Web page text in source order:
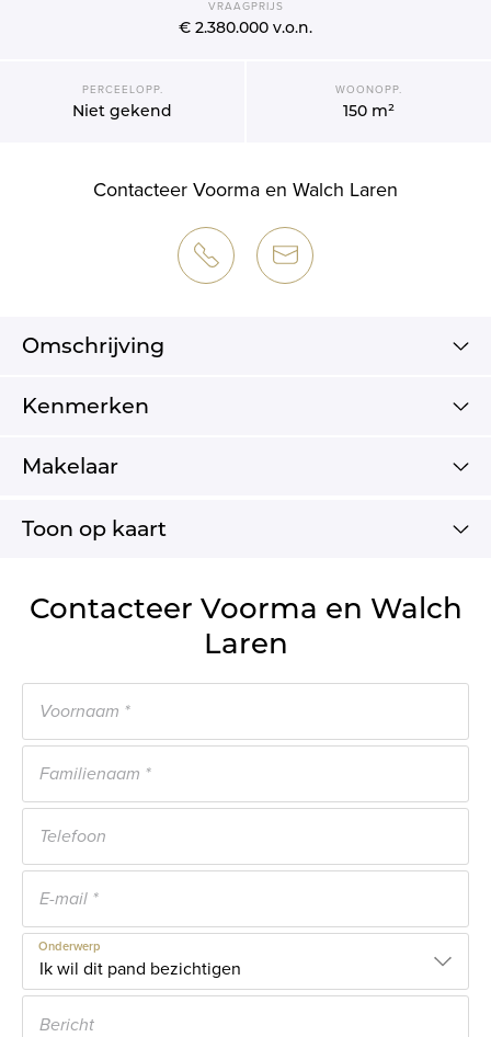
VRAAGPRIJS
€ 2.380.000 v.o.n.
PERCEELOPP.
Niet gekend
WOONOPP.
150 m²
Contacteer Voorma en Walch Laren
Omschrijving
Kenmerken
Makelaar
Toon op kaart
Contacteer Voorma en Walch
Laren
Onderwerp